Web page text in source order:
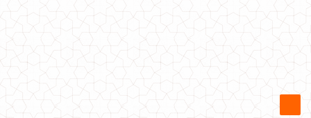
Трикотажная женская кофта с кружевом